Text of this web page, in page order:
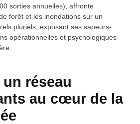
sorties annuelles), affronte
forêt et les inondations sur un
pluriels, exposant ses sapeurs-
opérationnelles et psychologiques
un réseau
au cœur de la